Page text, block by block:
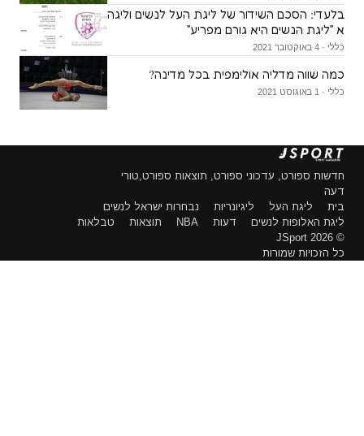
בלעדי: הסכם השידור של ליגת העל לנשים וליגה
א ״ליגת הנשים היא גורם מפריע״
כללי · 4 באוקטובר 2021
כמה שווה מדליה אולימפית בכל מדינה?
כללי · 1 באוגוסט 2021
חדשות ספורט, עדכוני ספורט, תוצאות ספורט,טורי
דעה
בית
ליגת העל ליגיונריות
נבחרות ישראל לנשים
ליגת האלופות לנשים
דעות NBA תוצאות
טבלאות
© 2026 JSport
כל הזכויות שמורות